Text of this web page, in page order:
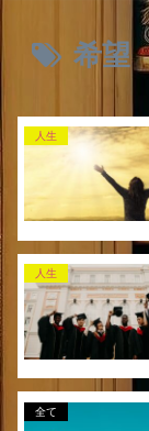
希望
人生
人生
全て